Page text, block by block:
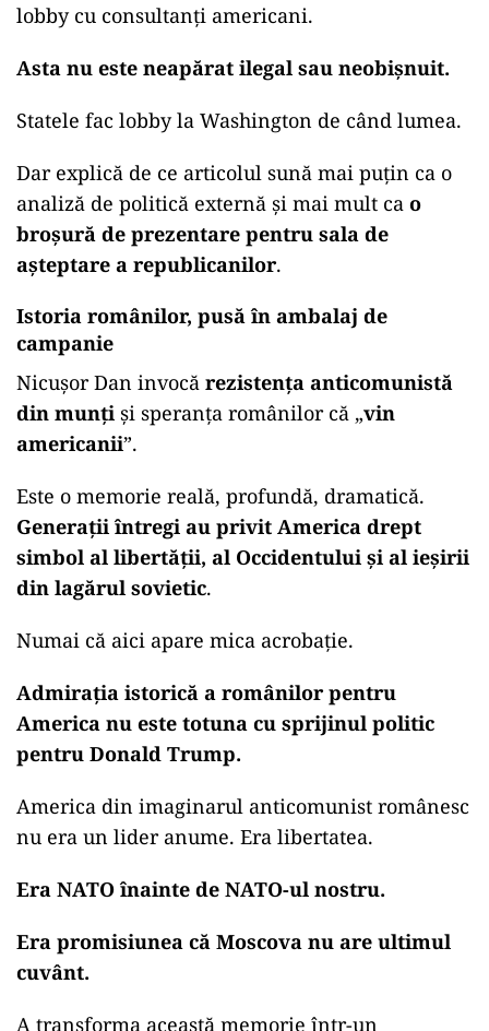
lobby cu consultanți americani.
Asta nu este neapărat ilegal sau neobișnuit.
Statele fac lobby la Washington de când lumea.
Dar explică de ce articolul sună mai puțin ca o
analiză de politică externă și mai mult ca o
broșură de prezentare pentru sala de
așteptare a republicanilor.
Istoria românilor, pusă în ambalaj de
campanie
Nicușor Dan invocă rezistența anticomunistă
din munți și speranța românilor că „vin
americanii”.
Este o memorie reală, profundă, dramatică.
Generații întregi au privit America drept
simbol al libertății, al Occidentului și al ieșirii
din lagărul sovietic.
Numai că aici apare mica acrobație.
Admirația istorică a românilor pentru
America nu este totuna cu sprijinul politic
pentru Donald Trump.
America din imaginarul anticomunist românesc
nu era un lider anume. Era libertatea.
Era NATO înainte de NATO-ul nostru.
Era promisiunea că Moscova nu are ultimul
cuvânt.
A transforma această memorie într-un